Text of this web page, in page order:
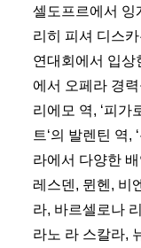
셀도프르에서 잉
리히 피셔 디스
연대회에서 입상
에서 오페라 경
리에모 역, ‘피가
트‘의 발렌틴 역,
라에서 다양한
레스덴, 뮌헨, 비
라, 바르셀로나
라노 라 스칼라,